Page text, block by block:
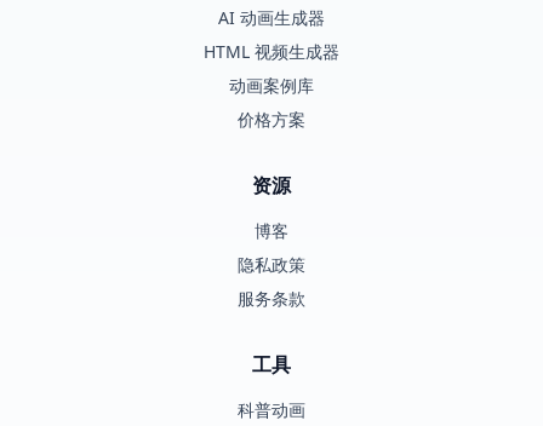
AI 动画生成器
HTML 视频生成器
动画案例库
价格方案
资源
博客
隐私政策
服务条款
工具
科普动画